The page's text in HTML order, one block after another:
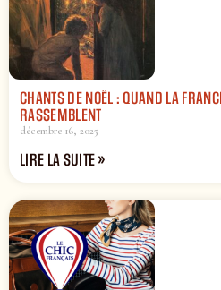
CHANTS DE NOËL : QUAND LA
RASSEMBLENT
décembre 16, 2025
LIRE LA SUITE »